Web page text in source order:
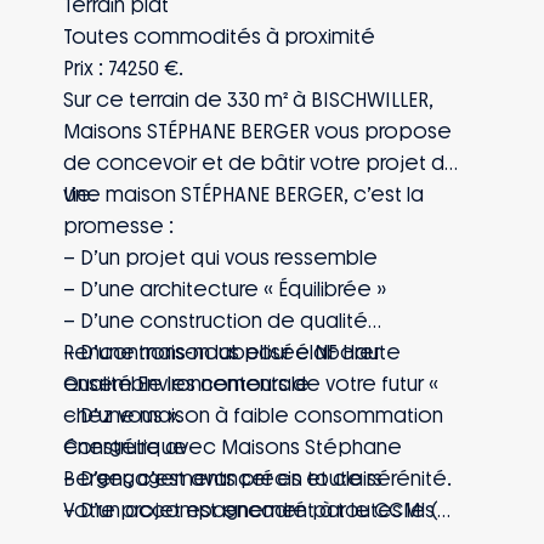
famille êtes protégés, quoi qu’il arrive.
Terrain plat
Toutes commodités à proximité
Prix : 74250 €.
Sur ce terrain de 330 m² à BISCHWILLER,
Maisons STÉPHANE BERGER vous propose
de concevoir et de bâtir votre projet de
vie.
Une maison STÉPHANE BERGER, c’est la
promesse :
– D’un projet qui vous ressemble
– D’une architecture « Équilibrée »
– D’une construction de qualité
– D’une maison labellisée NF Haute
Qualité Environnementale
– D’une maison à faible consommation
énergétique
– D’engagements précis et clairs
– D’un accompagnement à toutes les
Rencontrons-nous pour élaborer
ensemble les contours de votre futur «
chez vous ».
Construire avec Maisons Stéphane
Berger, c’est avancer en toute sérénité.
Votre projet est encadré par le CCMI (